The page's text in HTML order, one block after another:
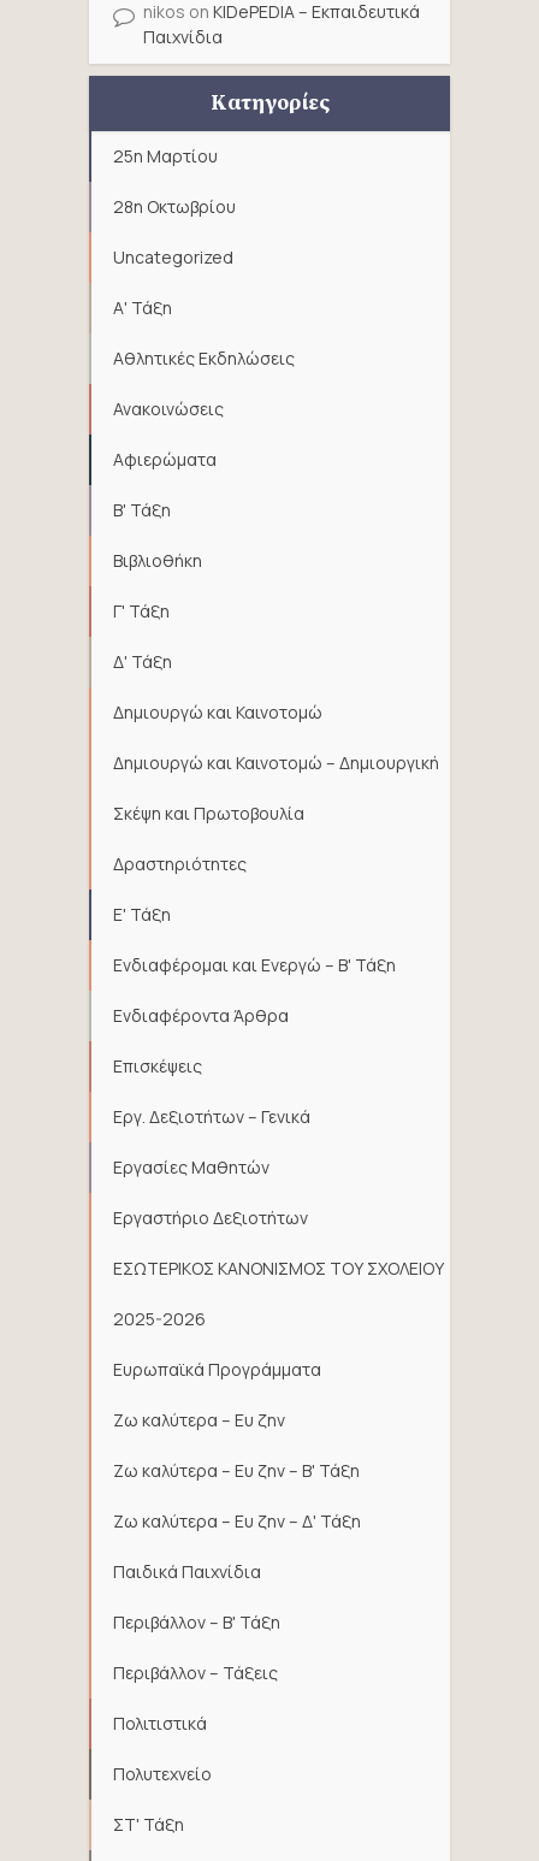
nikos on KIDePEDIA – Εκπαιδευτικά
Παιχνίδια
Κατηγορίες
25η Μαρτίου
28η Οκτωβρίου
Uncategorized
Α' Τάξη
Αθλητικές Εκδηλώσεις
Ανακοινώσεις
Αφιερώματα
Β' Τάξη
Βιβλιοθήκη
Γ' Τάξη
Δ' Τάξη
Δημιουργώ και Καινοτομώ
Δημιουργώ και Καινοτομώ – Δημιουργική
Σκέψη και Πρωτοβουλία
Δραστηριότητες
Ε' Τάξη
Ενδιαφέρομαι και Ενεργώ – Β' Τάξη
Ενδιαφέροντα Άρθρα
Επισκέψεις
Εργ. Δεξιοτήτων – Γενικά
Εργασίες Μαθητών
Εργαστήριο Δεξιοτήτων
ΕΣΩΤΕΡΙΚΟΣ ΚΑΝΟΝΙΣΜΟΣ ΤΟΥ ΣΧΟΛΕΙΟΥ
2025-2026
Ευρωπαϊκά Προγράμματα
Ζω καλύτερα – Ευ ζην
Ζω καλύτερα – Ευ ζην – Β' Τάξη
Ζω καλύτερα – Ευ ζην – Δ' Τάξη
Παιδικά Παιχνίδια
Περιβάλλον – Β' Τάξη
Περιβάλλον – Τάξεις
Πολιτιστικά
Πολυτεχνείο
ΣΤ' Τάξη